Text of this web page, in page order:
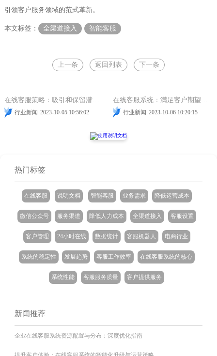
引领客户服务领域的范式革新。
本文标签： 全渠道接入 智能客服
上一条 返回列表 下一条
在线客服策略：吸引和保留潜在客户的最佳方法
行业新闻 2023-10-05 10:56:02 行业新闻 2023-10-06 10:20:15
热门标签
在线客服 说明文档 智能客服 业务需求 降低运营成本
微信公众号 服务渠道 降低人力成本 全渠道接入 客服设置
客户管理 24小时在线 数据统计 客服机器人 电商行业
系统的稳定性 发展趋势 客服工作效率 在线客服系统的核心
系统性能 客服服务质量 客户提供服务
新闻推荐
企业在线客服系统资源配置与分布：深度优化指南